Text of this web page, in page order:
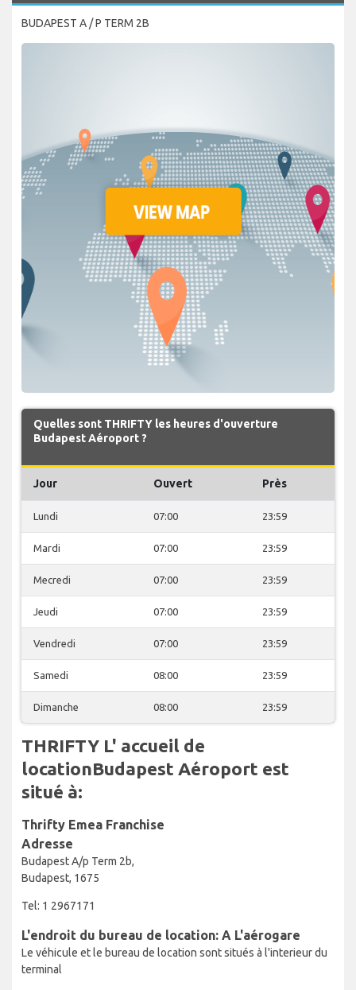
BUDAPEST A / P TERM 2B
Quelles sont THRIFTY les heures d'ouverture
Budapest Aéroport ?
Jour Ouvert Près
Lundi 07:00 23:59
Mardi 07:00 23:59
Mecredi 07:00 23:59
Jeudi 07:00 23:59
Vendredi 07:00 23:59
Samedi 08:00 23:59
Dimanche 08:00 23:59
THRIFTY L' accueil de
locationBudapest Aéroport est
situé à:
Thrifty Emea Franchise
Adresse
Budapest A/p Term 2b,
Budapest, 1675
Tel: 1 2967171
L'endroit du bureau de location: A L'aérogare
Le véhicule et le bureau de location sont situés à l'interieur du
terminal